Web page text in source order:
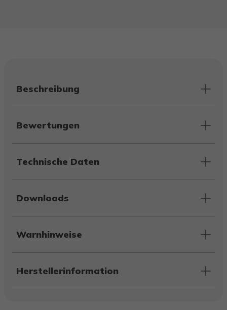
Beschreibung
Bewertungen
Technische Daten
Downloads
Warnhinweise
Herstellerinformation